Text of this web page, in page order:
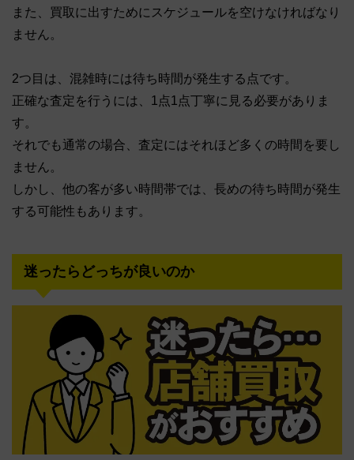
また、買取に出すためにスケジュールを空けなければなり
ません。
2つ目は、混雑時には待ち時間が発生する点です。
正確な査定を行うには、1点1点丁寧に見る必要がありま
す。
それでも通常の場合、査定にはそれほど多くの時間を要し
ません。
しかし、他の客が多い時間帯では、長めの待ち時間が発生
する可能性もあります。
迷ったらどっちが良いのか